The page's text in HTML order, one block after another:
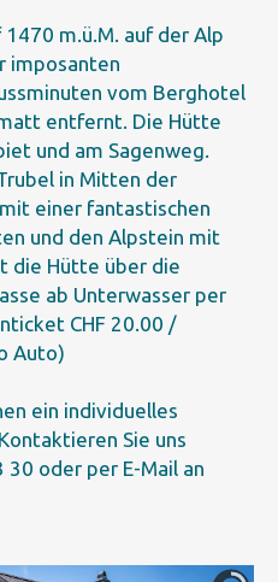
m.ü.M. auf der Alp
imposanten
vom Berghotel
entfernt. Die Hütte
und am Sagenweg.
in Mitten der
einer fantastischen
und den Alpstein mit
die Hütte über die
ab Unterwasser per
CHF 20.00 /
Auto)
ein individuelles
Sie uns
oder per E-Mail an